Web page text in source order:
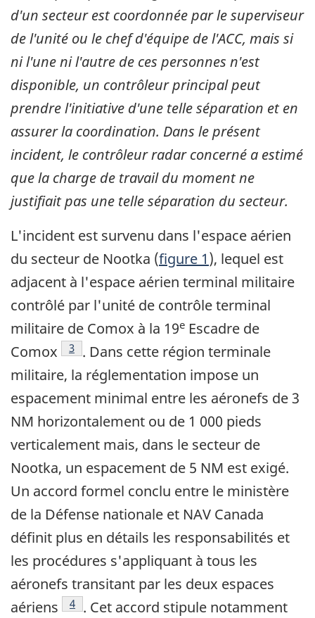
d'un secteur est coordonnée par le superviseur
de l'unité ou le chef d'équipe de l'ACC, mais si
ni l'une ni l'autre de ces personnes n'est
disponible, un contrôleur principal peut
prendre l'initiative d'une telle séparation et en
assurer la coordination. Dans le présent
incident, le contrôleur radar concerné a estimé
que la charge de travail du moment ne
justifiait pas une telle séparation du secteur.
L'incident est survenu dans l'espace aérien
du secteur de Nootka (figure 1), lequel est
adjacent à l'espace aérien terminal militaire
contrôlé par l'unité de contrôle terminal
militaire de Comox à la 19e Escadre de
Comox
Note de bas de page
3 . Dans cette région terminale
militaire, la réglementation impose un
espacement minimal entre les aéronefs de 3
NM horizontalement ou de 1 000 pieds
verticalement mais, dans le secteur de
Nootka, un espacement de 5 NM est exigé.
Un accord formel conclu entre le ministère
de la Défense nationale et NAV Canada
définit plus en détails les responsabilités et
les procédures s'appliquant à tous les
aéronefs transitant par les deux espaces
aériens
Note de bas de page
4 . Cet accord stipule notamment